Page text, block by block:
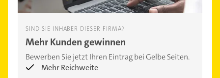
SIND SIE INHABER DIESER FIRMA?
Mehr Kunden gewinnen
Bewerben Sie jetzt Ihren Eintrag bei Gelbe Seiten.
Mehr Reichweite